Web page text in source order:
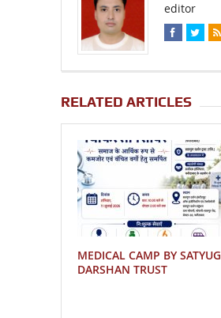
editor
RELATED ARTICLES
MEDICAL CAMP BY SATYUG
DARSHAN TRUST